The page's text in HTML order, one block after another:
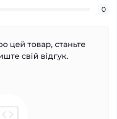
0
цей товар, станьте
свій відгук.